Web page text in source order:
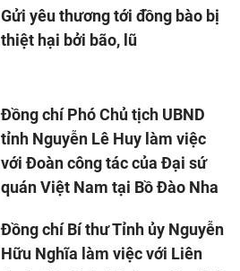
Gửi yêu thương tới đồng bào bị
thiệt hại bởi bão, lũ
Đồng chí Phó Chủ tịch UBND
tỉnh Nguyễn Lê Huy làm việc
với Đoàn công tác của Đại sứ
quán Việt Nam tại Bồ Đào Nha
Đồng chí Bí thư Tỉnh ủy Nguyễn
Hữu Nghĩa làm việc với Liên